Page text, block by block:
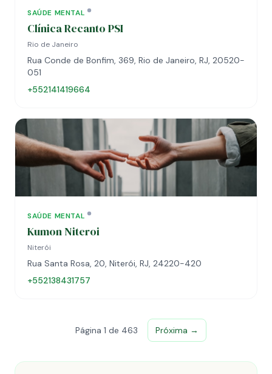
SAÚDE MENTAL
Clínica Recanto PSI
Rio de Janeiro
Rua Conde de Bonfim, 369, Rio de Janeiro, RJ, 20520-
051
+552141419664
SAÚDE MENTAL
Kumon Niteroi
Niterói
Rua Santa Rosa, 20, Niterói, RJ, 24220-420
+552138431757
Página 1 de 463 Próxima →